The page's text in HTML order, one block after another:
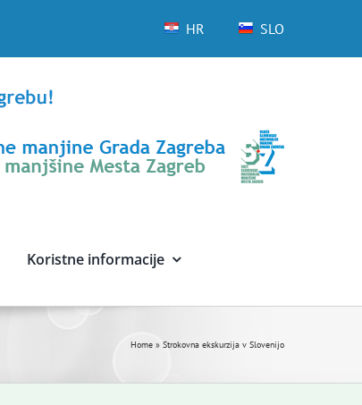
HR SLO
Koristne informacije
Home » Strokovna ekskurzija v Slovenijo